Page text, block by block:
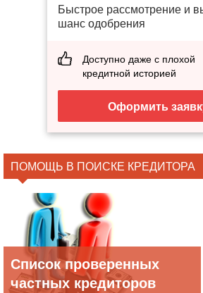
Быстрое рассмотрение и
шанс одобрения
Доступно даже с плохой
кредитной историей
Оформить
ПОМОЩЬ В ПОИСКЕ КРЕДИТОРА
Список проверенных
частных кредиторов